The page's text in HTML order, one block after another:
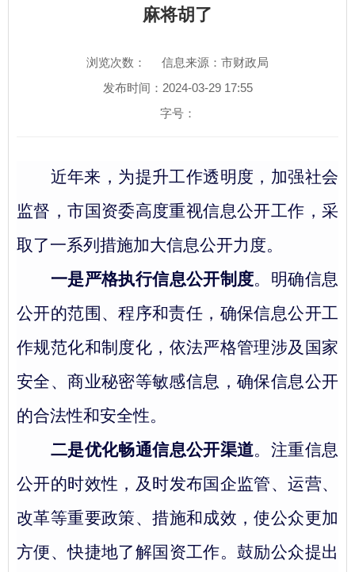
麻将胡了
浏览次数：
信息来源：市财政局
发布时间：2024-03-29 17:55
字号：
近年来，为提升工作透明度 ， 加强社会
监督，市国资委高度重视信息公开工作，采
取了一系列措施加大信息公开力度。
一是严格执行信息公开制度。明确信息
公开的范围、程序和责任，确保信息公开工
作规范化和制度化， 依法严格管理涉及国家
安全、商业秘密等敏感信息 ，确保信息公开
的合法性和安全性。
二是优化畅通信息公开渠道。注重信息
公开的时效性， 及时发布国企监管、运营、
改革等重要政策、措施和成效 ，使公众更加
方便、快捷地了解国资工作。鼓励公众提出